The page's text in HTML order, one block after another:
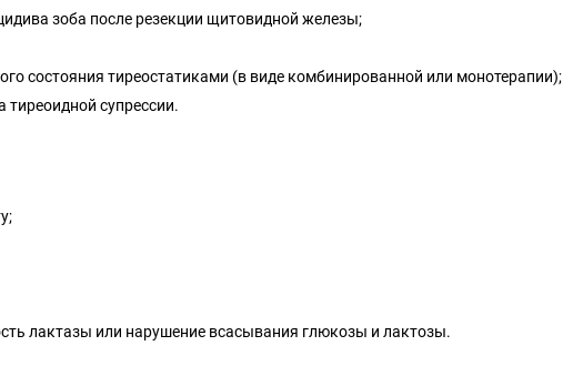
зоба после резекции щитовидной железы;
состояния тиреостатиками (в виде комбинированной или монотерапии);
тиреоидной супрессии.
лактазы или нарушение всасывания глюкозы и лактозы.